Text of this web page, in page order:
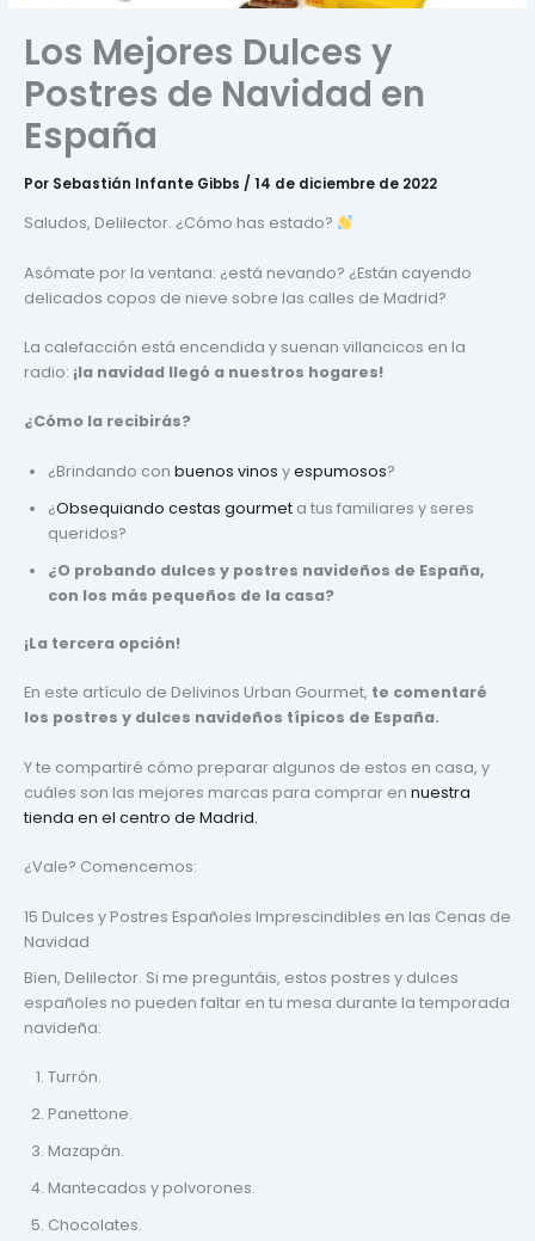
Los Mejores Dulces y
Postres de Navidad en
España
Por Sebastián Infante Gibbs / 14 de diciembre de 2022
Saludos, Delilector. ¿Cómo has estado?
Asómate por la ventana: ¿está nevando? ¿Están cayendo
delicados copos de nieve sobre las calles de Madrid?
La calefacción está encendida y suenan villancicos en la
radio: ¡la navidad llegó a nuestros hogares!
¿Cómo la recibirás?
¿Brindando con buenos vinos yespumosos?
¿Obsequiando cestas gourmeta tus familiares y seres
queridos?
¿O probando dulces y postres navideños de España,
con los más pequeños de la casa?
¡La tercera opción!
En este artículo de Delivinos Urban Gourmet, te comentaré
los postres y dulces navideños típicos de España.
Y te compartiré cómo preparar algunos de estos en casa, y
cuáles son las mejores marcas para comprar en nuestra
tienda en el centro de Madrid.
¿Vale? Comencemos:
15 Dulces y Postres Españoles Imprescindibles en las Cenas de
Navidad
Bien, Delilector. Si me preguntáis, estos postres y dulces
españoles no pueden faltar en tu mesa durante la temporada
navideña:
Turrón.
Panettone.
Mazapán.
Mantecados y polvorones.
Chocolates.